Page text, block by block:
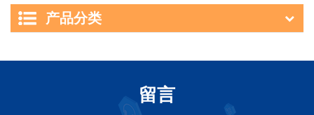
产品分类
留言